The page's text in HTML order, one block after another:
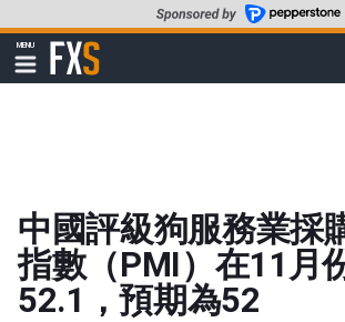
至
要
MENU
顯
示
FXStreet
中國評級狗服務業採
指數（PMI）在11月
52.1，預期為52